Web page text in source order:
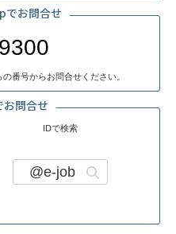
お問合せ
番号からお問合せください。
お問合せ
IDで検索
@e-job